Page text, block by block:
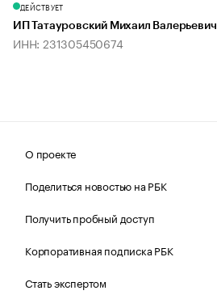
ДЕЙСТВУЕТ
ИП Татауровский Михаил Валерьевич
ИНН: 231305450674
О проекте
Поделиться новостью на РБК
Получить пробный доступ
Корпоративная подписка РБК
Стать экспертом